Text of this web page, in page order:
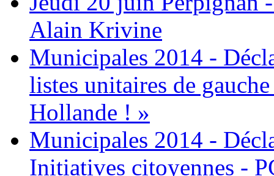
Alain Krivine
Municipales 2014 -
listes unitaires de
Hollande ! »
Municipales 2014 -
Initiatives citoyennes -